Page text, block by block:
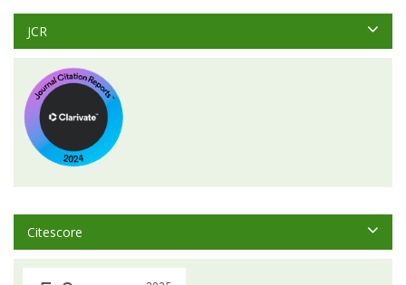
JCR
Citescore